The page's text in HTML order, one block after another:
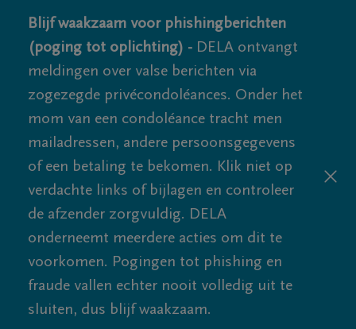
Blijf waakzaam voor phishingberichten
(poging tot oplichting) - DELA ontvangt
meldingen over valse berichten via
zogezegde privécondoléances. Onder het
mom van een condoléance tracht men
mailadressen, andere persoonsgegevens
of een betaling te bekomen. Klik niet op
verdachte links of bijlagen en controleer
de afzender zorgvuldig. DELA
onderneemt meerdere acties om dit te
voorkomen. Pogingen tot phishing en
fraude vallen echter nooit volledig uit te
sluiten, dus blijf waakzaam.